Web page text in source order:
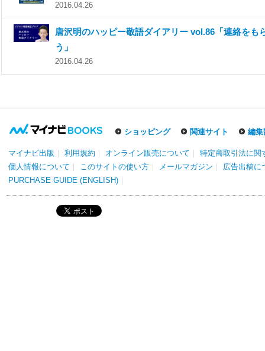
2016.04.26
唐沢明のハッピー敬語ダイアリー vol.86「連絡をも
う」
2016.04.26
ショッピング 関連サイト 編集
マイナビ出版 利用規約 オンライン販売について
特定商取引法に関
個人情報について
このサイトの使い方 メールマガジン
広告出稿に
PURCHASE GUIDE (ENGLISH)